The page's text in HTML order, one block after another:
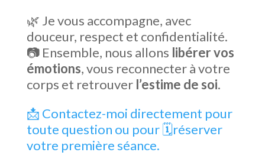
🌿 Je vous accompagne, avec
douceur, respect et confidentialité.
📷 Ensemble, nous allons libérer vos
émotions, vous reconnecter à votre
corps et retrouver l’estime de soi.
📩 Contactez-moi directement pour
toute question ou pour 🗓️réserver
votre première séance.